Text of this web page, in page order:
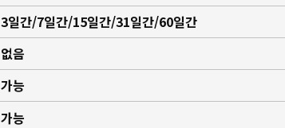
3일간/7일간/15일간/31일간/60일간
없음
가능
가능